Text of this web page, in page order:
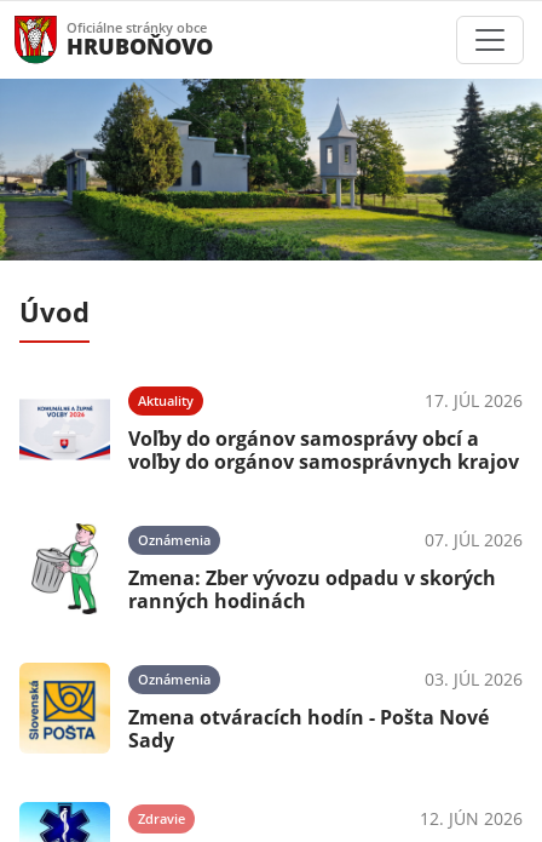
Oficiálne stránky obce
HRUBOŇOVO
Úvod
Aktuality 17. JÚL 2026
Voľby do orgánov samosprávy obcí a
voľby do orgánov samosprávnych krajov
Oznámenia 07. JÚL 2026
Zmena: Zber vývozu odpadu v skorých
ranných hodinách
Oznámenia 03. JÚL 2026
Zmena otváracích hodín - Pošta Nové
Sady
Zdravie 12. JÚN 2026